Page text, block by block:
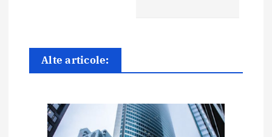
a
Alte articole: